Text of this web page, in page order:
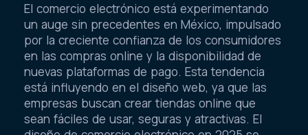
El comercio electrónico está experimentando
un auge sin precedentes en México, impulsado
por la creciente confianza de los consumidores
en las compras online y la disponibilidad de
nuevas plataformas de pago. Esta tendencia
está influyendo en el diseño web, ya que las
empresas buscan crear tiendas online que
sean fáciles de usar, seguras y atractivas. El